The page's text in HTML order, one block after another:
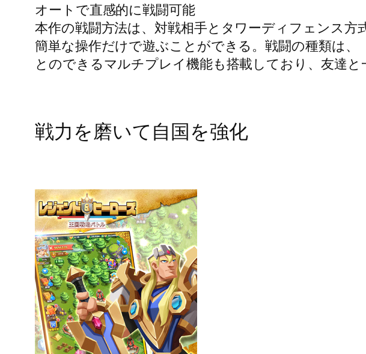
オートで直感的に戦闘可能
本作の戦闘方法は、対戦相手とタワーディフェンス
簡単な操作だけで遊ぶことができる。戦闘の種類は、
とのできるマルチプレイ機能も搭載しており、友達と
戦力を磨いて自国を強化